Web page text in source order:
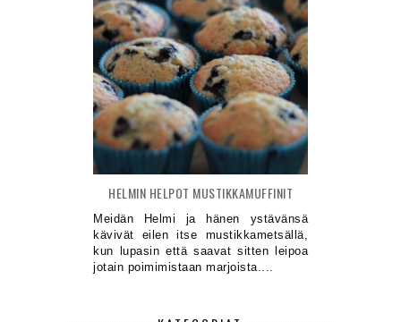
HELMIN HELPOT MUSTIKKAMUFFINIT
Meidän Helmi ja hänen ystävänsä
kävivät eilen itse mustikkametsällä,
kun lupasin että saavat sitten leipoa
jotain poimimistaan marjoista....